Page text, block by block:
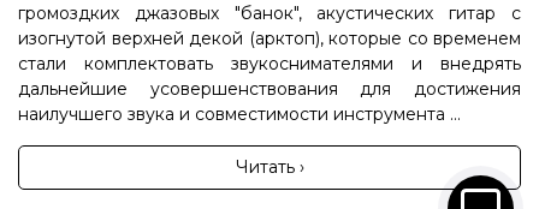
громоздких джазовых "банок", акустических гитар с
изогнутой верхней декой (арктоп), которые со временем
стали комплектовать звукоснимателями и внедрять
дальнейшие усовершенствования для достижения
наилучшего звука и совместимости инструмента ...
Читать ›